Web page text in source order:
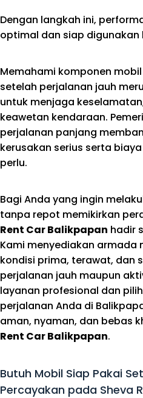
Dengan langkah ini,
optimal dan siap digunakan
Memahami komponen
setelah perjalanan jauh
untuk menjaga
keawetan kendaraan.
perjalanan panjang
kerusakan serius serta
perlu.
Bagi Anda yang ingin
tanpa repot memikirkan
Rent Car Balikpapan hadir
Kami menyediakan armada
kondisi prima, terawat, dan
perjalanan jauh maupun
layanan profesional dan
perjalanan Anda di
aman, nyaman, dan bebas
Rent Car Balikpapan.
Butuh Mobil Siap Pakai
Percayakan pada Sheva